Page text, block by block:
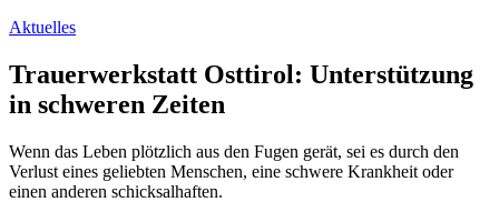
Aktuelles
Trauerwerkstatt Osttirol: Unterstützung
in schweren Zeiten
Wenn das Leben plötzlich aus den Fugen gerät, sei es durch den
Verlust eines geliebten Menschen, eine schwere Krankheit oder
einen anderen schicksalhaften.